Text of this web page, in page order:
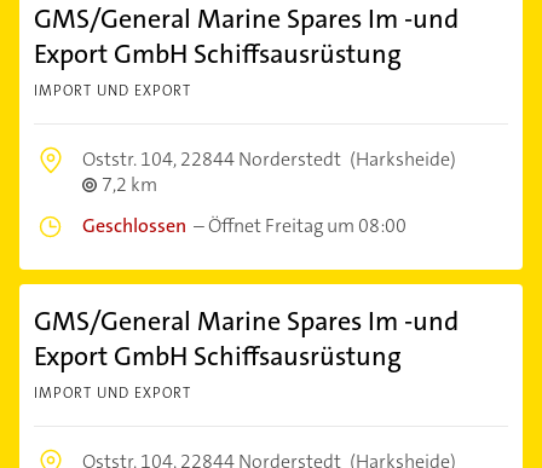
GMS/General Marine Spares Im -und
Export GmbH Schiffsausrüstung
IMPORT UND EXPORT
Oststr. 104,22844 Norderstedt (Harksheide)
7,2 km
Geschlossen –Öffnet Freitag um 08:00
GMS/General Marine Spares Im -und
Export GmbH Schiffsausrüstung
IMPORT UND EXPORT
Oststr. 104,22844 Norderstedt (Harksheide)